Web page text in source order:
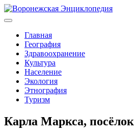
Главная
География
Здравоохранение
Культура
Население
Экология
Этнография
Туризм
Карла Маркса, посёлок